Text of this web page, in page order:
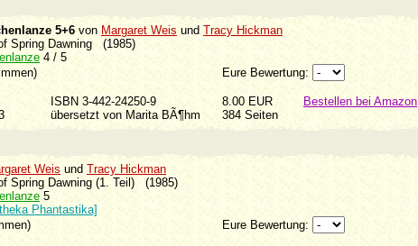
5+6vonMargaret Weisund Tracy Hickman
Spring Dawning (1985)
4 / 5
Eure Bewertung:
ISBN 3-442-24250-9 8.00 EUR
Bestellen bei Amazon
übersetzt von Marita BÃ¶hm 384 Seiten
Weis undTracy Hickman
Spring Dawning (1. Teil) (1985)
5
Phantastika]
Eure Bewertung: